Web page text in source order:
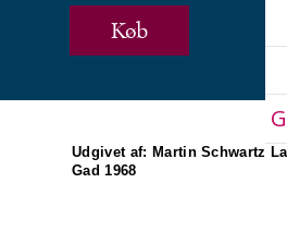
Køb
Udgivet af: Martin Schwartz
Gad 1968